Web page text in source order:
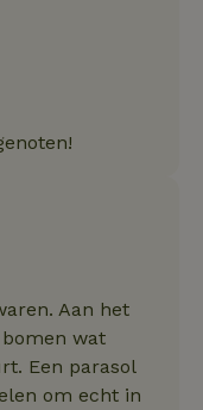
Aan het
wat
Een parasol
om echt in